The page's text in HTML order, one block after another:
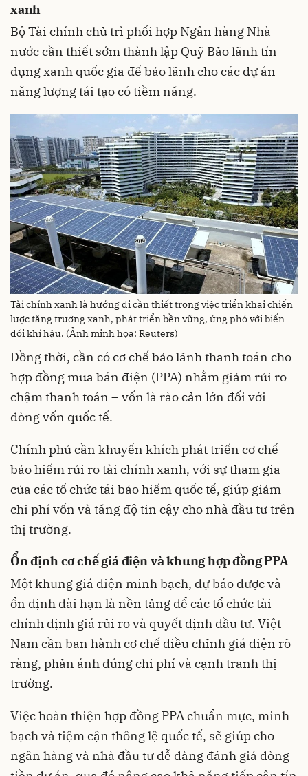
xanh
Bộ Tài chính chủ trì phối hợp Ngân hàng Nhà
nước cần thiết sớm thành lập Quỹ Bảo lãnh tín
dụng xanh quốc gia để bảo lãnh cho các dự án
năng lượng tái tạo có tiềm năng.
Tài chính xanh là hướng đi cần thiết trong việc triển khai chiến
lược tăng trưởng xanh, phát triển bền vững, ứng phó với biến
đổi khí hậu. (Ảnh minh họa: Reuters)
Đồng thời, cần có cơ chế bảo lãnh thanh toán cho
hợp đồng mua bán điện (PPA) nhằm giảm rủi ro
chậm thanh toán – vốn là rào cản lớn đối với
dòng vốn quốc tế.
Chính phủ cần khuyến khích phát triển cơ chế
bảo hiểm rủi ro tài chính xanh, với sự tham gia
của các tổ chức tái bảo hiểm quốc tế, giúp giảm
chi phí vốn và tăng độ tin cậy cho nhà đầu tư trên
thị trường.
Ổn định cơ chế giá điện và khung hợp đồng PPA
Một khung giá điện minh bạch, dự báo được và
ổn định dài hạn là nền tảng để các tổ chức tài
chính định giá rủi ro và quyết định đầu tư. Việt
Nam cần ban hành cơ chế điều chỉnh giá điện rõ
ràng, phản ánh đúng chi phí và cạnh tranh thị
trường.
Việc hoàn thiện hợp đồng PPA chuẩn mực, minh
bạch và tiệm cận thông lệ quốc tế, sẽ giúp cho
ngân hàng và nhà đầu tư dễ dàng đánh giá dòng